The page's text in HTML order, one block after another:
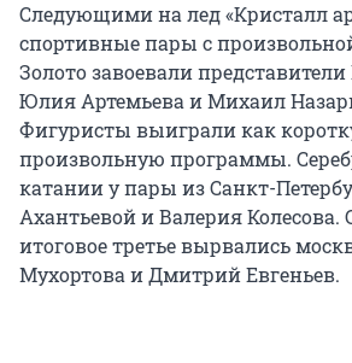
Следующими на лед «Кристалл
спортивные пары с
Золото завоевали
Юлия Артемьева и Михаил
Фигуристы выиграли как
произвольную программы.
катании у пары из Санкт-
Ахантьевой и Валерия Колесова.
итоговое третье вырвались
Мухортова и Дмитрий Евгеньев.